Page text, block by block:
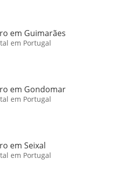
em Guimarães
em Portugal
em Gondomar
em Portugal
em Seixal
em Portugal